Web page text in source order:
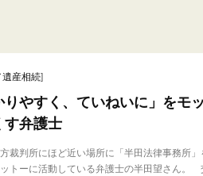
遺産相続]
りやすく、ていねいに」をモ
す弁護士
裁判所にほど近い場所に「半田法律事務所
トーに活動している弁護士の半田望さん。